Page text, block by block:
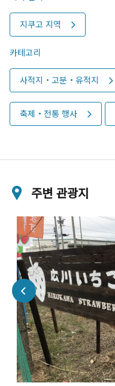
지쿠고 지역
카테고리
사적지・고분・유적지
축제・전통 행사
주변 관광지